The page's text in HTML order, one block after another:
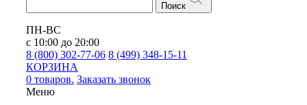
Поиск
ПН-ВС
с 10:00 до 20:00
8 (800) 302-77-06 8 (499) 348-15-11
КОРЗИНА
0 товаров. Заказать звонок
Меню